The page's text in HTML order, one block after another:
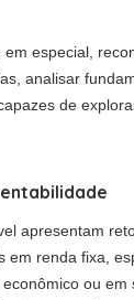
especial,
analisar
de
apresentam
em renda fixa,
ou em